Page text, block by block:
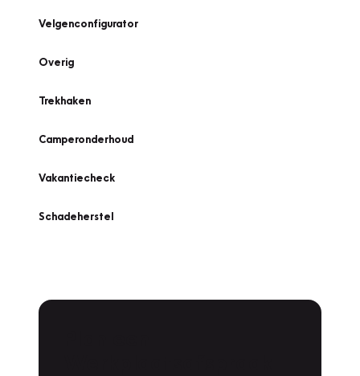
Velgenconfigurator
Overig
Trekhaken
Camperonderhoud
Vakantiecheck
Schadeherstel